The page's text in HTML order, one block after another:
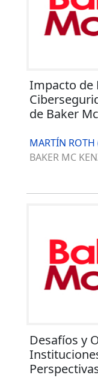
Impacto de
de Baker
MARTÍN ROTH
BAKER MC
Desafíos y